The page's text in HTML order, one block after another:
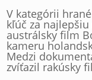
V kategórii
kľúč za
austrálsky film
kameru
Medzi
zvíťazil rakúsky